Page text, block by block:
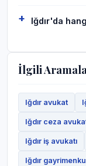
Iğdır'da
İlgili
Iğdır avukat
Iğdır ceza
Iğdır iş avukatı
Iğdır